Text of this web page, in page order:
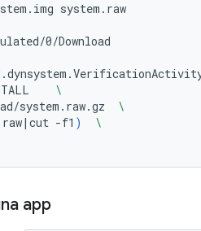
system.raw
0/Download
\
system.raw.gz
\
| cut -f1 )
\
app